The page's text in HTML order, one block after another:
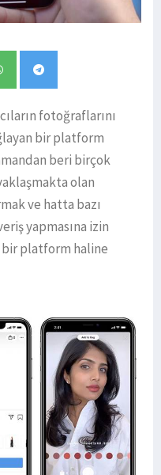
fotoğraflarını
bir platform
beri birçok
olan
ve hatta bazı
yapmasına izin
platform haline